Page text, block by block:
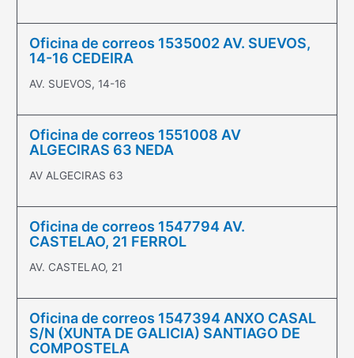
Oficina de correos 1535002 AV. SUEVOS,
14-16 CEDEIRA
AV. SUEVOS, 14-16
Oficina de correos 1551008 AV
ALGECIRAS 63 NEDA
AV ALGECIRAS 63
Oficina de correos 1547794 AV.
CASTELAO, 21 FERROL
AV. CASTELAO, 21
Oficina de correos 1547394 ANXO CASAL
S/N (XUNTA DE GALICIA) SANTIAGO DE
COMPOSTELA